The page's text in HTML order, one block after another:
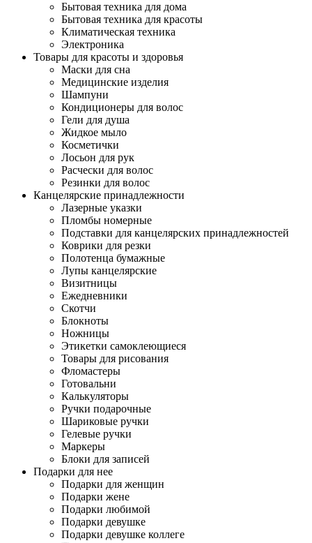
Бытовая техника для дома
Бытовая техника для красоты
Климатическая техника
Электроника
Товары для красоты и здоровья
Маски для сна
Медицинские изделия
Шампуни
Кондиционеры для волос
Гели для душа
Жидкое мыло
Косметички
Лосьон для рук
Расчески для волос
Резинки для волос
Канцелярские принадлежности
Лазерные указки
Пломбы номерные
Подставки для канцелярских принадлежностей
Коврики для резки
Полотенца бумажные
Лупы канцелярские
Визитницы
Ежедневники
Скотчи
Блокноты
Ножницы
Этикетки самоклеющиеся
Товары для рисования
Фломастеры
Готовальни
Калькуляторы
Ручки подарочные
Шариковые ручки
Гелевые ручки
Маркеры
Блоки для записей
Подарки для нее
Подарки для женщин
Подарки жене
Подарки любимой
Подарки девушке
Подарки девушке коллеге